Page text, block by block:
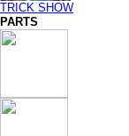
TRICK SHOW
PARTS